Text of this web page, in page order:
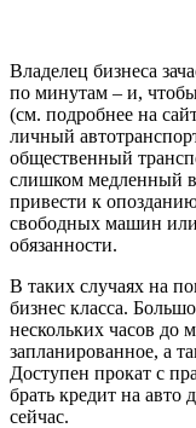
Владелец бизнеса
по минутам – и,
(см. подробнее на
личный
общественный
слишком медленный
привести к
свободных машин или
обязанности.
В таких случаях на
бизнес класса.
нескольких часов до
запланированное, а
Доступен прокат с
брать кредит на авто
сейчас.